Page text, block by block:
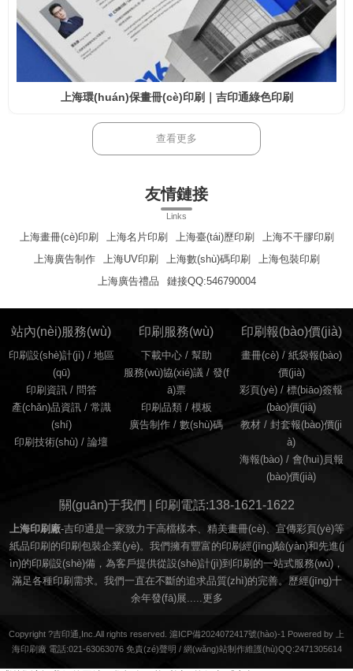
上海環(huán)保畫冊(cè)印刷｜吉印通綠色印刷
查看更多
友情鏈接
Links
上海畫冊(cè)印刷 上海名片印刷 上海臺(tái)歷印刷
上海不干膠印刷
上海廣告制作
上海UV印刷 上海數(shù)碼印刷
上海包裝印刷
上海廣告禮品
鏈接QQ:546790004
站內(nèi)服務(wù)
印刷設(shè)計(jì)/ 地區
(qū)
印刷資訊/ 問答
產(chǎn)品資訊/ 常識
(shí)
印刷技術(shù) /論壇
印刷服務(wù)
下載中心 / 幫助
服務(wù)協(xié)議/ 發(f
ā)票
印刷品類 / 模板
廣告制作 /數(shù)碼
印刷報(bào)價(jià)
畫冊(cè)/ 紙袋報(bào)
價(jià)
彩頁(yè) /標(biāo)簽報
(bào)價(jià)
教材 /封套報(bào)價(ji
à)
海報(bào)/ 會(huì)員報
(bào)價(jià)
關(guān)于我們 | 印刷電話:138-1621-1622
上海印刷廠-吉印通是一家致力于高檔樣本、精美畫冊(cè)、宣傳彩頁(yè)等
紙品印刷的印刷包裝企業(yè)。我們擁有豐富的印刷經(jīng)驗(yàn)和先進(j
ìn)的印刷設(shè)備，為客戶提供從設(shè)計(jì)到印刷的一站式服務(wù)，
滿足各種印刷需求。我們一直在不斷的追求品質(zhì)的完善。歷經(jīng)十
余年發(fā)展..... 更多
Copyright ?吉印通,Inc.All rights reserved. 滬ICP備2024072417號(hào)-1 Powered by 上
海印刷廠 電話:021-63063076 免責(zé)聲明 / 網(wǎng)站制作維護(hù)QQ:2471305614